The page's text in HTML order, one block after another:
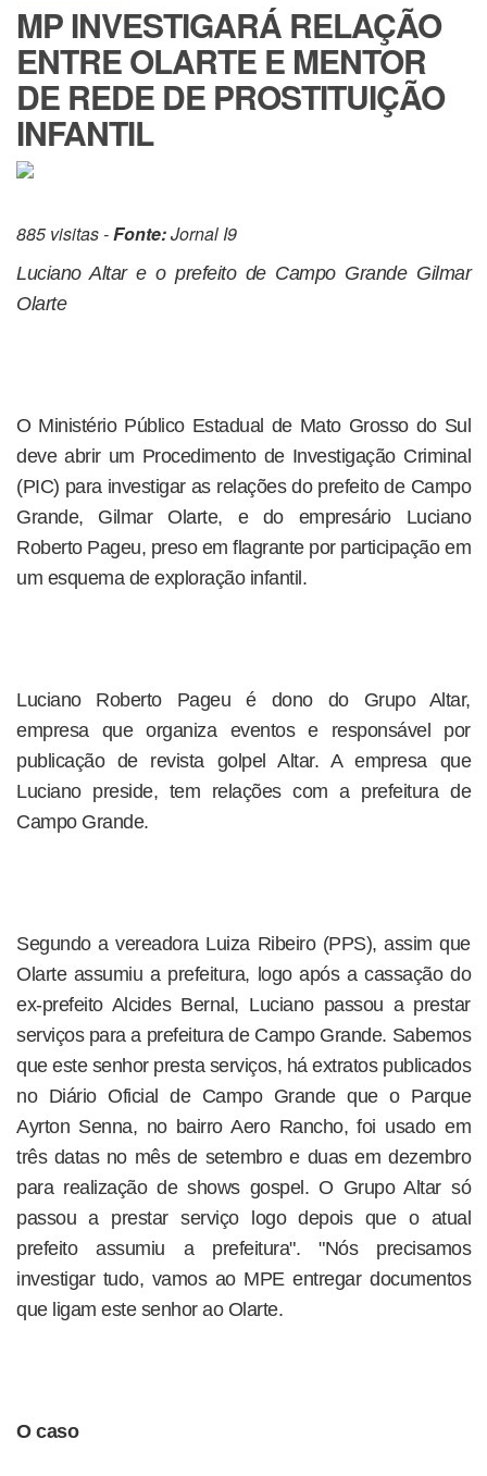
MP INVESTIGARÁ RELAÇÃO
ENTRE OLARTE E MENTOR
DE REDE DE PROSTITUIÇÃO
INFANTIL
885 visitas -Fonte:Jornal I9
Luciano Altar e o prefeito de Campo Grande Gilmar
Olarte
O Ministério Público Estadual de Mato Grosso do Sul
deve abrir um Procedimento de Investigação Criminal
(PIC) para investigar as relações do prefeito de Campo
Grande, Gilmar Olarte, e do empresário Luciano
Roberto Pageu, preso em flagrante por participação em
um esquema de exploração infantil.
Luciano Roberto Pageu é dono do Grupo Altar,
empresa que organiza eventos e responsável por
publicação de revista golpel Altar. A empresa que
Luciano preside, tem relações com a prefeitura de
Campo Grande.
Segundo a vereadora Luiza Ribeiro (PPS), assim que
Olarte assumiu a prefeitura, logo após a cassação do
ex-prefeito Alcides Bernal, Luciano passou a prestar
serviços para a prefeitura de Campo Grande. Sabemos
que este senhor presta serviços, há extratos publicados
no Diário Oficial de Campo Grande que o Parque
Ayrton Senna, no bairro Aero Rancho, foi usado em
três datas no mês de setembro e duas em dezembro
para realização de shows gospel. O Grupo Altar só
passou a prestar serviço logo depois que o atual
prefeito assumiu a prefeitura". "Nós precisamos
investigar tudo, vamos ao MPE entregar documentos
que ligam este senhor ao Olarte.
O caso